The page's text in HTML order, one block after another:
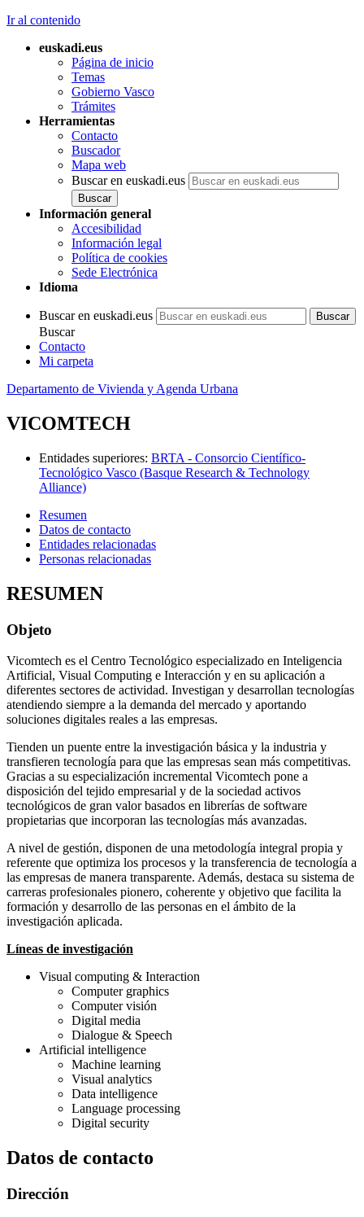
Ir al contenido
euskadi.eus
Página de inicio
Temas
Gobierno Vasco
Trámites
Herramientas
Contacto
Buscador
Mapa web
Buscar en euskadi.eus
Información general
Accesibilidad
Información legal
Política de cookies
Sede Electrónica
Idioma
Buscar en euskadi.eus
Buscar
Contacto
Mi carpeta
Departamento de Vivienda y Agenda Urbana
VICOMTECH
Entidades superiores: BRTA - Consorcio Científico-
Tecnológico Vasco (Basque Research & Technology
Alliance)
Resumen
Datos de contacto
Entidades relacionadas
Personas relacionadas
RESUMEN
Objeto
Vicomtech es el Centro Tecnológico especializado en Inteligencia
Artificial, Visual Computing e Interacción y en su aplicación a
diferentes sectores de actividad. Investigan y desarrollan tecnologías
atendiendo siempre a la demanda del mercado y aportando
soluciones digitales reales a las empresas.
Tienden un puente entre la investigación básica y la industria y
transfieren tecnología para que las empresas sean más competitivas.
Gracias a su especialización incremental Vicomtech pone a
disposición del tejido empresarial y de la sociedad activos
tecnológicos de gran valor basados en librerías de software
propietarias que incorporan las tecnologías más avanzadas.
A nivel de gestión, disponen de una metodología integral propia y
referente que optimiza los procesos y la transferencia de tecnología a
las empresas de manera transparente. Además, destaca su sistema de
carreras profesionales pionero, coherente y objetivo que facilita la
formación y desarrollo de las personas en el ámbito de la
investigación aplicada.
Líneas de investigación
Visual computing & Interaction
Computer graphics
Computer visión
Digital media
Dialogue & Speech
Artificial intelligence
Machine learning
Visual analytics
Data intelligence
Language processing
Digital security
Datos de contacto
Dirección